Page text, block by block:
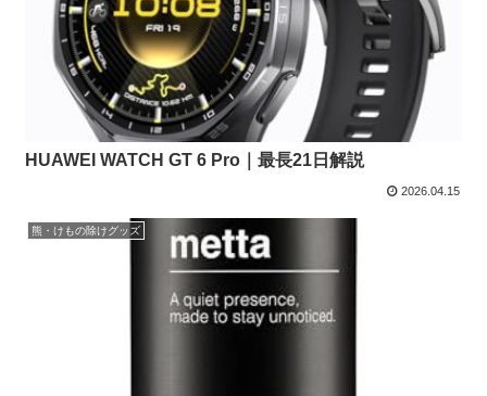
HUAWEI WATCH GT 6 Pro｜最長21日解説
2026.04.15
熊・けもの除けグッズ